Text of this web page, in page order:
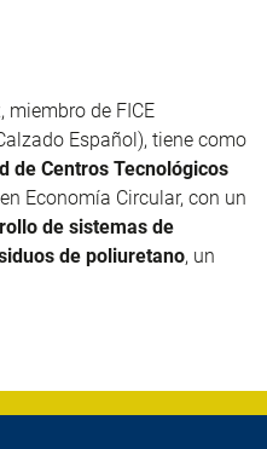
, miembro de FICE
Español), tiene como
de Centros Tecnológicos
Economía Circular, con un
de sistemas de
de poliuretano, un